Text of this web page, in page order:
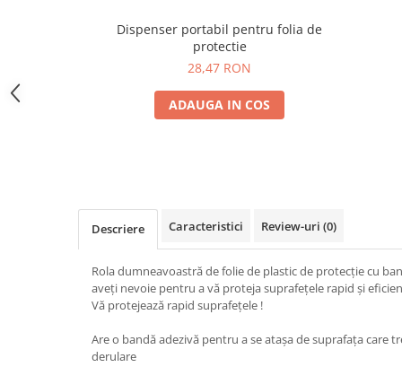
Print format mare
Monomeric
Benzi antiderapante
Folie termo transfer
Benzi și covoare anti-alunecare
Dispenser portabil pentru folia de
protectie
28,47 RON
ADAUGA IN COS
Descriere Caracteristici Review-uri (0)
Rola dumneavoastră de folie de plastic de protecție cu
aveți nevoie pentru a vă proteja suprafețele rapid și
Vă protejează rapid suprafețele !
Are o bandă adezivă pentru a se atașa de suprafața care
derulare